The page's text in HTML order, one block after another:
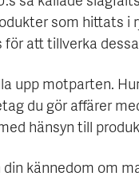
som hittats i
att tillverka
upp motparten.
du gör affärer
hänsyn till
kännedom om